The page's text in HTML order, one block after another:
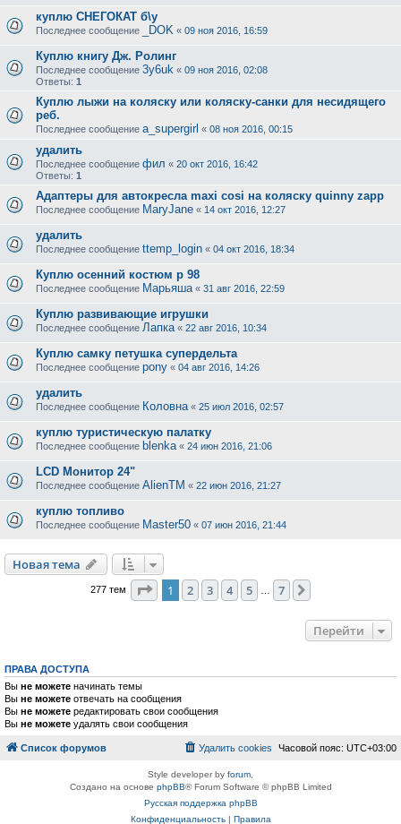
куплю СНЕГОКАТ б\у
Последнее сообщение _DOK « 09 ноя 2016, 16:59
Куплю книгу Дж. Ролинг
Последнее сообщение 3y6uk « 09 ноя 2016, 02:08
Ответы: 1
Куплю лыжи на коляску или коляску-санки для несидящего
реб.
Последнее сообщение a_supergirl « 08 ноя 2016, 00:15
удалить
Последнее сообщение фил « 20 окт 2016, 16:42
Ответы: 1
Адаптеры для автокресла maxi cosi на коляску quinny zapp
Последнее сообщение MaryJane « 14 окт 2016, 12:27
удалить
Последнее сообщение ttemp_login « 04 окт 2016, 18:34
Куплю осенний костюм р 98
Последнее сообщение Марьяша « 31 авг 2016, 22:59
Куплю развивающие игрушки
Последнее сообщение Лапка « 22 авг 2016, 10:34
Куплю самку петушка супердельта
Последнее сообщение pony « 04 авг 2016, 14:26
удалить
Последнее сообщение Коловна « 25 июл 2016, 02:57
куплю туристическую палатку
Последнее сообщение blenka « 24 июн 2016, 21:06
LCD Монитор 24"
Последнее сообщение AlienTM « 22 июн 2016, 21:27
куплю топливо
Последнее сообщение Master50 « 07 июн 2016, 21:44
Новая тема
277 тем Страница из
1 2 3 4 5 7
Перейти
ПРАВА ДОСТУПА
Вы не можете начинать темы
Вы не можете отвечать на сообщения
Вы не можете редактировать свои сообщения
Вы не можете удалять свои сообщения
Список форумов Часовой пояс: UTC+03:00
Удалить cookies
Style developer by forum
Создано на основе phpBB® Forum Software © phpBB Limited
Русская поддержка phpBB
Конфиденциальность| Правила